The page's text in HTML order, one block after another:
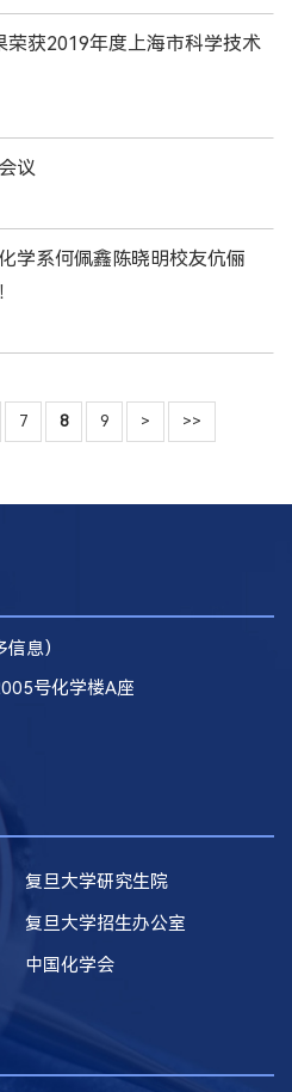
荣获2019年度上海市科学技术
议
学系何佩鑫陈晓明校友伉俪
7 8 9 > >>
息）
号化学楼A座
复旦大学研究生院
复旦大学招生办公室
中国化学会